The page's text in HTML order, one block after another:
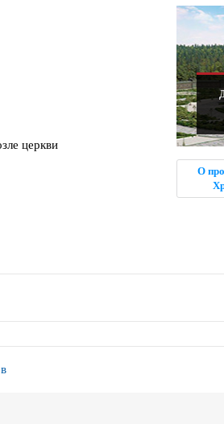
О
церкви